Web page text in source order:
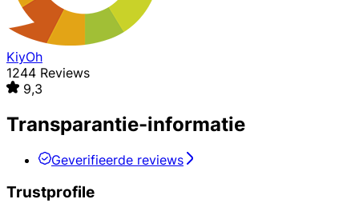
KiyOh
1244 Reviews
9,3
Transparantie-informatie
Geverifieerde reviews
Trustprofile